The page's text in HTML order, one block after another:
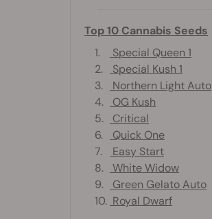
Top 10 Cannabis Seeds
1.
Special Queen 1
2.
Special Kush 1
3.
Northern Light Auto
4.
OG Kush
5.
Critical
6.
Quick One
7.
Easy Start
8.
White Widow
9.
Green Gelato Auto
10. Royal Dwarf